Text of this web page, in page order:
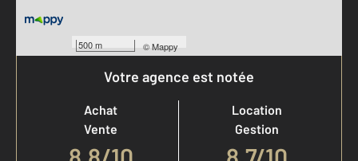
500 m ©Mappy
Votre agence est notée
Achat
Vente
Location
Gestion